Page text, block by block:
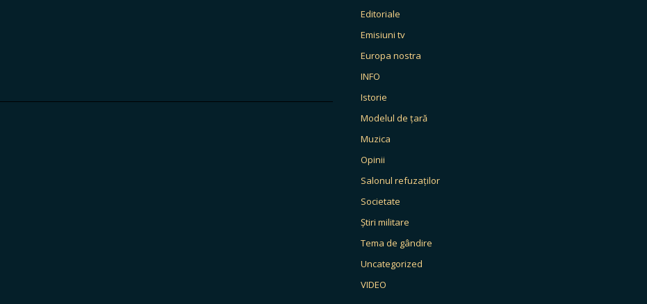
Editoriale
Emisiuni tv
Europa nostra
INFO
Istorie
Modelul de țară
Muzica
Opinii
Salonul refuzaților
Societate
Știri militare
Tema de gândire
Uncategorized
VIDEO